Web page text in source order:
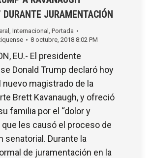
DURANTE JURAMENTACIÓN
Internacional
Portada
8 octubre, 2018 8:02 PM
EU.- El presidente
Donald Trump declaró hoy
nuevo magistrado de la
Brett Kavanaugh, y ofreció
familia por el “dolor y
les causó el proceso de
senatorial. Durante la
de juramentación en la